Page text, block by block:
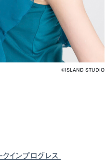
©︎ISLAND STUDIO
クインプログレス